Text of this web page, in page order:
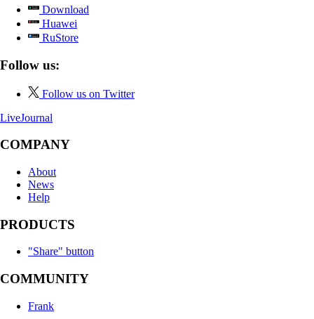
Download
Huawei
RuStore
Follow us:
Follow us on Twitter
LiveJournal
COMPANY
About
News
Help
PRODUCTS
"Share" button
COMMUNITY
Frank